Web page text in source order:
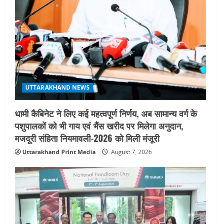
4
UTTARAKHAND NEWS
तीलू रौतेली पुरस्कार के लिए 13 वीरांगनाओं का
चयन : रेखा आर्या
August 6, 2026
5
UTTARAKHAND NEWS
मिस उत्तराखंड 2026 के सब-कॉन्टेस्ट ‘मिस
ब्यूटीफुल आइज़’ एवं ‘मिस ब्यूटीफुल हेयर’ का
आयोजन
August 5, 2026
UTTARAKHAND NEWS
धामी कैबिनेट ने लिए कई महत्वपूर्ण निर्णय, अब सामान्य वर्ग के
पशुपालकों को भी गाय एवं भैंस खरीद पर मिलेगा अनुदान,
मजदूरी संहिता नियमावली-2026 को मिली मंजूरी
Uttarakhand Print Media August 7, 2026